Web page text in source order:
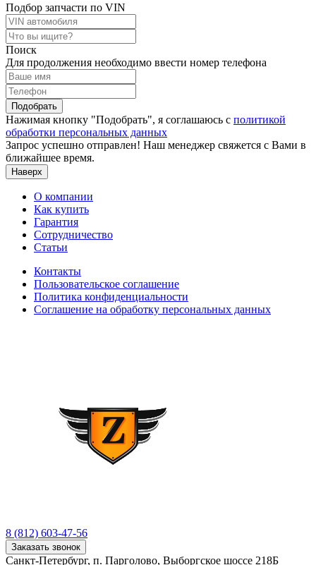
Подбор запчасти по VIN
Поиск
Для продолжения необходимо ввести номер телефона
Подобрать
Нажимая кнопку "Подобрать", я соглашаюсь с политикой
обработки персональных данных
Запрос успешно отправлен! Наш менеджер свяжется с Вами в
ближайшее время.
Наверх
О компании
Как купить
Гарантия
Сотрудничество
Статьи
Контакты
Пользовательское соглашение
Политика конфиденциальности
Соглашение на обработку персональных данных
8 (812) 603-47-56
Заказать звонок
Санкт-Петербург, п. Парголово, Выборгское шоссе 218Б